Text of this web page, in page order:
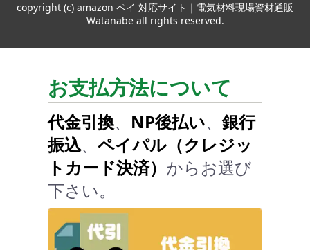
copyright (c) amazon ペイ 対応サイト｜電気材料現場資材通販
Watanabe all rights reserved.
お支払方法について
代金引換、 NP後払い、 銀行
振込、 ペイパル（クレジッ
トカード決済） からお選び
下さい。